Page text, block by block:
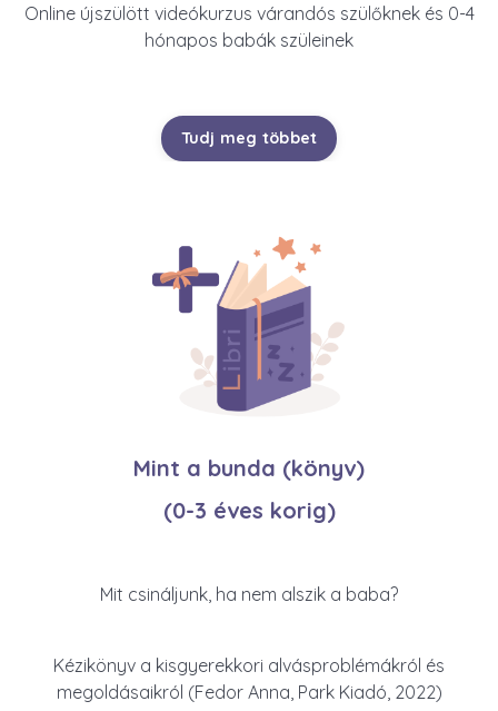
Online újszülött videókurzus várandós szülőknek és 0-4
hónapos babák szüleinek
Tudj meg többet
Mint a bunda (könyv)
(0-3 éves korig)
Mit csináljunk, ha nem alszik a baba?
Kézikönyv a kisgyerekkori alvásproblémákról és
megoldásaikról (Fedor Anna, Park Kiadó, 2022)